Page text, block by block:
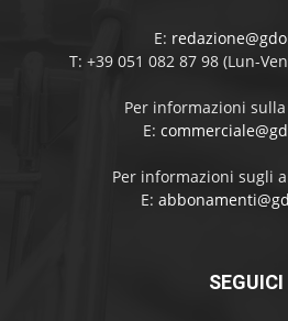
E:
T: +39 051 082 87 98 (Lun-
Per informazioni
E:
Per informazioni sugli
E:
SEGUICI